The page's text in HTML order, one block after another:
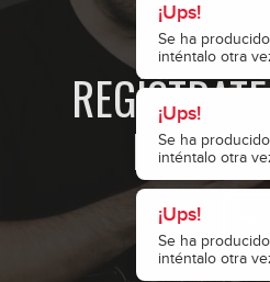
¡Ups!
Se ha
inténtalo otra
¡Ups!
Se ha
inténtalo otra
¡Ups!
Se ha
inténtalo otra
·